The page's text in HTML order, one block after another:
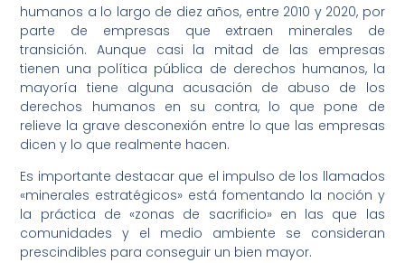
humanos a lo largo de diez años, entre 2010 y 2020, por
parte de empresas que extraen minerales de
transición. Aunque casi la mitad de las empresas
tienen una política pública de derechos humanos, la
mayoría tiene alguna acusación de abuso de los
derechos humanos en su contra, lo que pone de
relieve la grave desconexión entre lo que las empresas
dicen y lo que realmente hacen.
Es importante destacar que el impulso de los llamados
«minerales estratégicos» está fomentando la noción y
la práctica de «zonas de sacrificio» en las que las
comunidades y el medio ambiente se consideran
prescindibles para conseguir un bien mayor.